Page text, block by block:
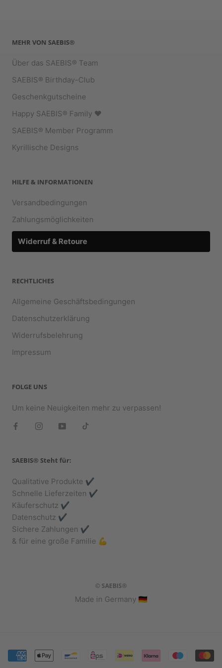
MEHR VON SAEBIS®
Über das SAEBIS® Team
SAEBIS® Birthday-Club
Geschenkgutscheine
Happy SAEBIS® Family ♥︎
SAEBIS® Member Programm
Kyrillische Designs
HILFE & INFORMATIONEN
Versandbedingungen
Zahlungsmöglichkeiten
Widerruf & Retoure
RECHTLICHES
Allgemeine Geschäftsbedingungen
Datenschutzerklärung
Widerrufsbelehrung
Impressum
FOLGE UNS
Um keine Neuigkeiten mehr zu verpassen!
SAEBIS® Steht für:
Qualitative Produkte ✔️
Schnelle Lieferzeiten ✔️
Käuferschutz ✔️
Datenschutz ✔️
Sichere Zahlungen ✔️
& für eine große Familie 💪
© SAEBIS®
Made in Germany 🇩🇪